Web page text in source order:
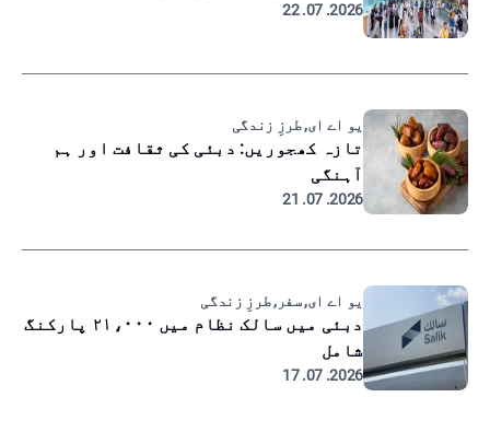
2026. 07. 22
یو اے ای, طرزِ زندگی
تازہ کھجوریں: دبئی کی ثقافت اور ہم
آہنگی
2026. 07. 21
یو اے ای, سفر, طرزِ زندگی
دبئی میں سالک نظام میں ۲۱،۰۰۰ پارکنگ
شامل
2026. 07. 17